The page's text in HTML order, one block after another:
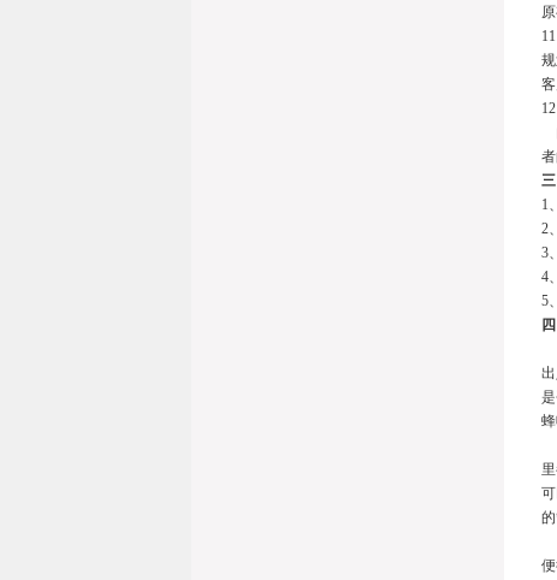
1
2
3
4
5
的